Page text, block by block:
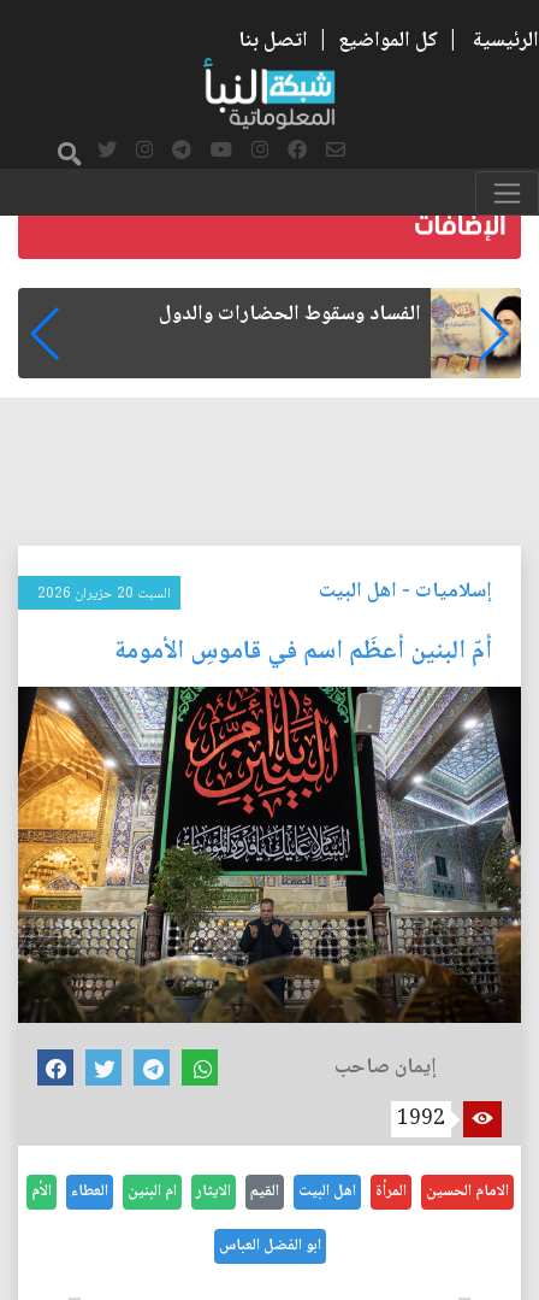
الرئيسية | كل المواضيع | اتصل بنا
رواتب الموظفين على صفيح
إسلاميات - اهل البيت السبت 20 حزيران 2026
أمّ البنين أعظَم اسم في قاموسِ الأمومة
إيمان صاحب
1992
الامام الحسين المرأة اهل البيت القيم الايثار ام البنين العطاء الأم
ابو الفضل العباس